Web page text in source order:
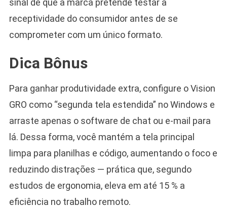
sinal de que a marca pretende testar a
receptividade do consumidor antes de se
comprometer com um único formato.
Dica Bônus
Para ganhar produtividade extra, configure o Vision
GRO como “segunda tela estendida” no Windows e
arraste apenas o software de chat ou e-mail para
lá. Dessa forma, você mantém a tela principal
limpa para planilhas e código, aumentando o foco e
reduzindo distrações — prática que, segundo
estudos de ergonomia, eleva em até 15 % a
eficiência no trabalho remoto.